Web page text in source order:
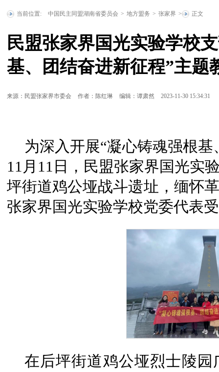
盟章程 领导
人简介
省委委员 历
届人大代表
省文史研究
馆馆员
战要闻 盟务
要闻
习资料 民盟
传统教育基
地 统战理论
研究 征文选
当前位置: 中国民主同盟湖南省委员会 > 地方盟务 > 张家界 > 正文
民盟张家界国光实验学校
基、团结奋进新征程”主题
来源：民盟张家界市委会 作者：陈红琳 编辑：谭肃然 2023-11-30 15:34:31
为深入开展“凝心铸魂强根
11月11日，民盟张家界国光实
坪街道鸡公垭战斗遗址，缅怀
张家界国光实验学校党委代表
在后坪街道鸡公垭烈士陵